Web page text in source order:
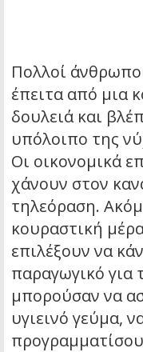
Πολλοί
έπειτα από μια
δουλειά και
υπόλοιπο της
Οι οικονομικά
χάνουν στον
τηλεόραση.
κουραστική
επιλέξουν να
παραγωγικό για
μπορούσαν να
υγιεινό γεύμα,